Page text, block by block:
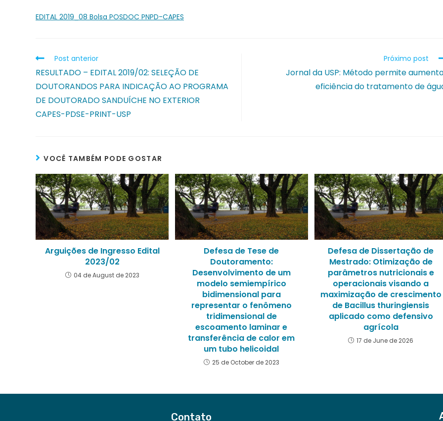
EDITAL 2019_08 Bolsa POSDOC PNPD-CAPES
Post anterior
RESULTADO – EDITAL 2019/02: SELEÇÃO DE
DOUTORANDOS PARA INDICAÇÃO AO PROGRAMA
DE DOUTORADO SANDUÍCHE NO EXTERIOR
CAPES-PDSE-PRINT-USP
Próximo post
Jornal da USP: Método permite
eficiência do tratamento de
VOCÊ TAMBÉM PODE GOSTAR
Arguições de Ingresso Edital
2023/02
04 de August de 2023
Defesa de Tese de
Doutoramento:
Desenvolvimento de um
modelo semiempírico
bidimensional para
representar o fenômeno
tridimensional de
escoamento laminar e
transferência de calor em
um tubo helicoidal
25 de October de 2023
Defesa de Dissertação de
Mestrado: Otimização de
parâmetros nutricionais e
operacionais visando a
maximização de crescimento
de Bacillus thuringiensis
aplicado como defensivo
agrícola
17 de June de 2026
Contato